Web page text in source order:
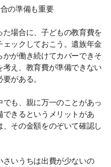
の準備も重要
場合に、子どもの教育費を
ックしておこう。遺族年金
が働き続けてカバーできそ
え、教育費が準備できない
がある。
も、親に万一のことがあっ
きるというメリットがあ
その金額をのぞいて確認し
いうちは出費が少ないの